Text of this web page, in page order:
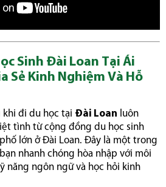
Sinh Đài Loan Tại Ái
Sẻ Kinh Nghiệm Và Hỗ
khi đi du học tại Đài Loan luôn
tình từ cộng đồng du học sinh
lớn ở Đài Loan. Đây là một trong
nhanh chóng hòa nhập với môi
năng ngôn ngữ và học hỏi kinh